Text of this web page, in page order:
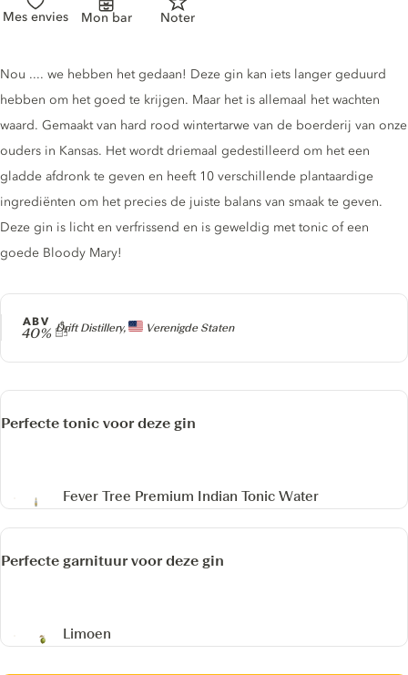
Mes envies Mon bar Noter
Producer
Drift Distillery, Verenigde Staten
ABV
40%
Gin description
Nou .... we hebben het gedaan! Deze gin kan iets langer geduurd
hebben om het goed te krijgen. Maar het is allemaal het wachten
waard. Gemaakt van hard rood wintertarwe van de boerderij van onze
ouders in Kansas. Het wordt driemaal gedestilleerd om het een
gladde afdronk te geven en heeft 10 verschillende plantaardige
ingrediënten om het precies de juiste balans van smaak te geven.
Deze gin is licht en verfrissend en is geweldig met tonic of een
goede Bloody Mary!
Perfecte tonic voor deze gin
Fever Tree Premium Indian Tonic Water
Perfecte garnituur voor deze gin
Limoen